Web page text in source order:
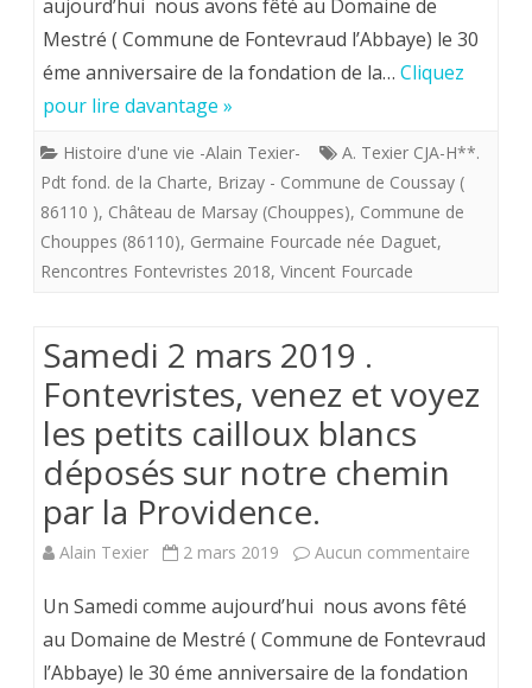
de
mai
2019.
et
voyez
cailloux
déposés
sur
notre
la
aujourd’hui nous avons fêté au Domaine de
Mestré ( Commune de Fontevraud l’Abbaye) le 30
éme anniversaire de la fondation de la… Cliquez
pour lire davantage »
Histoire d'une vie -Alain Texier-
A. Texier CJA-H**.
Pdt fond. de la Charte, Brizay - Commune de Coussay (
86110 ), Château de Marsay (Chouppes), Commune de
Chouppes (86110), Germaine Fourcade née Daguet,
Rencontres Fontevristes 2018, Vincent Fourcade
Samedi 2 mars 2019 .
Fontevristes, venez et voyez
les petits cailloux blancs
déposés sur notre chemin
par la Providence.
Alain Texier 2 mars 2019 Aucun commentaire
2
Un Samedi comme aujourd’hui nous avons fêté
au Domaine de Mestré ( Commune de Fontevraud
l’Abbaye) le 30 éme anniversaire de la fondation